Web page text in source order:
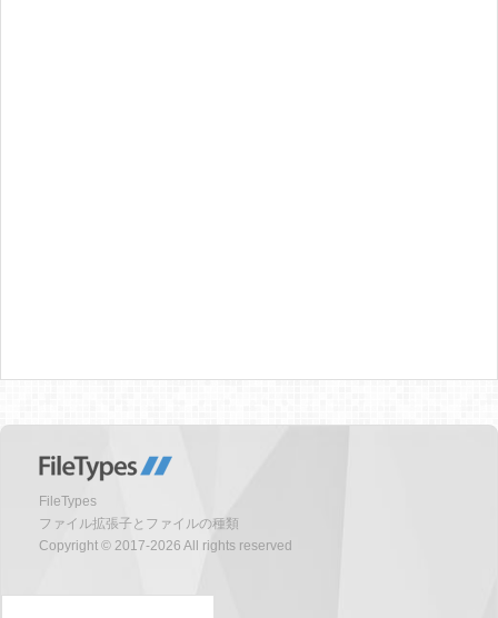
FileTypes
ファイル拡張子とファイルの種類
Copyright © 2017-2026 All rights reserved